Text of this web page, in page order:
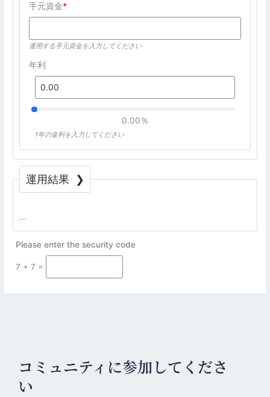
手元資金*
運用する手元資金を入力してください
年利
0.00％
1年の金利を入力してください
運用結果
Please enter the security code
7 + 7 =
コミュニティに参加してくださ
い